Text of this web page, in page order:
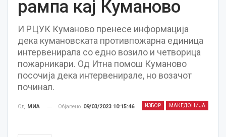
рампа кај Куманово
И РЦУК Куманово пренесе информација
дека кумановската противпожарна единица
интервенирала со едно возило и четворица
пожарникари. Од Итна помош Куманово
посочија дека интервенирале, но возачот
починал.
ИЗБОР МАКЕДОНИЈА
Од МИА Објавено 09/03/2023 10:15:46